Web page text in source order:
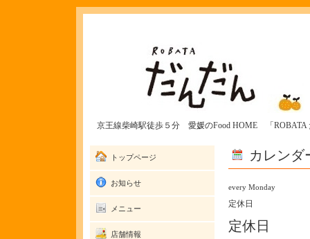
京王線柴崎駅徒歩５分 愛媛のFood HOME 「ROBATA
カレンダ
every Monday
定休日
定休日
トップページ
お知らせ
メニュー
店舗情報